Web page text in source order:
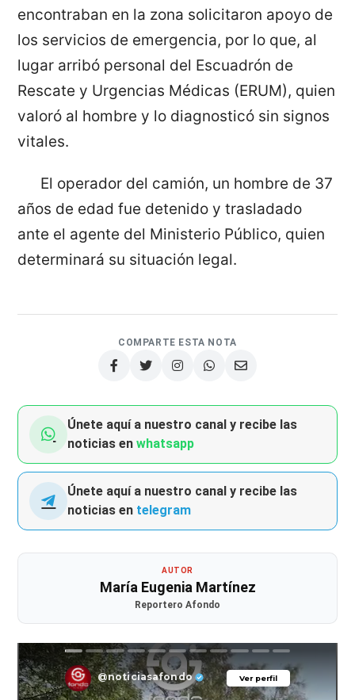
encontraban en la zona solicitaron apoyo de
los servicios de emergencia, por lo que, al
lugar arribó personal del Escuadrón de
Rescate y Urgencias Médicas (ERUM), quien
valoró al hombre y lo diagnosticó sin signos
vitales.
El operador del camión, un hombre de 37
años de edad fue detenido y trasladado
ante el agente del Ministerio Público, quien
determinará su situación legal.
COMPARTE ESTA NOTA
Únete aquí a nuestro canal y recibe las
noticias enwhatsapp
Únete aquí a nuestro canal y recibe las
noticias en telegram
AUTOR
María Eugenia Martínez
Reportero Afondo
Ver perfil
@noticiasafondo Ver perfil